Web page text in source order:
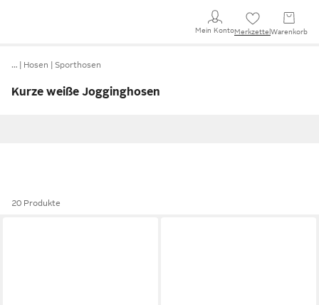
Mein KontoMerkzettel Warenkorb
… Hosen Sporthosen
Kurze weiße Jogginghosen
20 Produkte